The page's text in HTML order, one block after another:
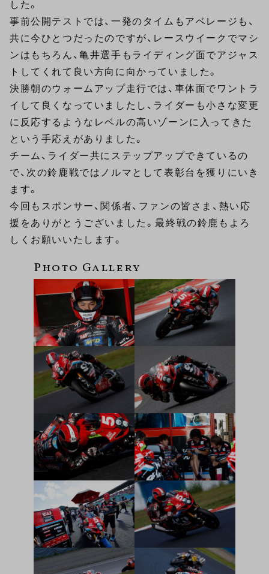
した。
事前公開テストでは、一発のタイムもアベレージも、
共に今ひとつだったのですが、レースウイークでマシ
ンはもちろん、亀井選手もライディング面でアジャス
トしてくれて良い方向に向かっていました。
決勝朝のウォームアップ走行では、車体面でワントラ
イして良くなっていましたし、ライダーも小さな変更
に反応するようなレベルの高いゾーンに入ってきた
という手応えがありました。
チーム、ライダー共にステップアップできているの
で、次の鈴鹿戦ではノルマとして表彰台を獲りにいき
ます。
今回もスポンサー、関係者、ファンの皆さま、熱い応
援をありがとうございました。最終戦の鈴鹿もよろ
しくお願いいたします。